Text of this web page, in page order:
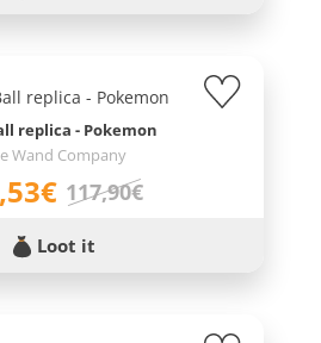
replica - Pokemon
Wand Company
117,90€
Loot it